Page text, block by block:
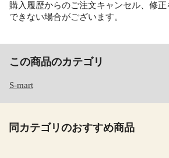
購入履歴からのご注文キャンセル、修
できない場合がございます。
この商品のカテゴリ
S-mart
同カテゴリのおすすめ商品